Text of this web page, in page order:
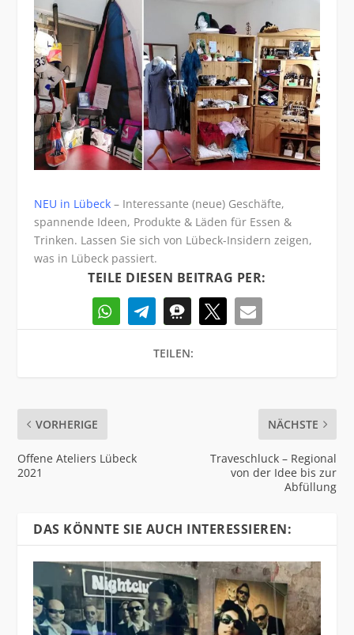
NEU in Lübeck– Interessante (neue) Geschäfte,
spannende Ideen, Produkte & Läden für Essen &
Trinken. Lassen Sie sich von Lübeck-Insidern zeigen,
was in Lübeck passiert.
TEILE DIESEN BEITRAG PER:
TEILEN:
VORHERIGE
Offene Ateliers Lübeck
2021
NÄCHSTE
Traveschluck – Regional
von der Idee bis zur
Abfüllung
DAS KÖNNTE SIE AUCH INTERESSIEREN: